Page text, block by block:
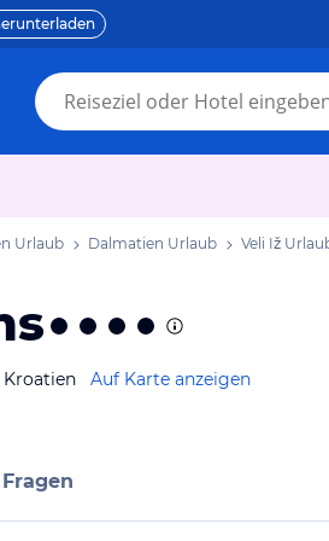
Urlaub Dalmatien Urlaub Veli Iž
Kroatien Auf Karte anzeigen
Fragen